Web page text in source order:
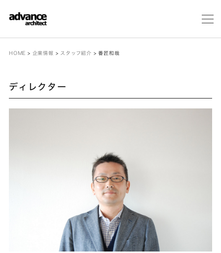
メ
HOME > 企業情報 > スタッフ紹介 >番匠和哉
ディレクター